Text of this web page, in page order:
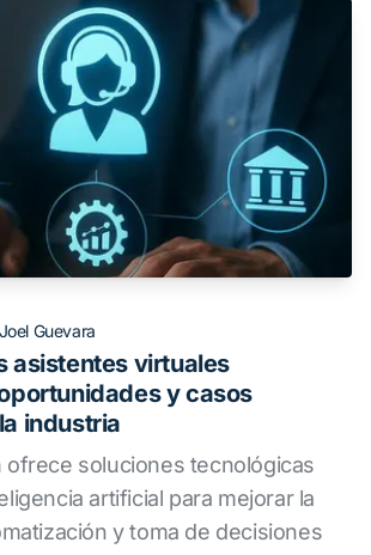
Joel Guevara
asistentes virtuales
y casos
industria
ofrece soluciones tecnológicas
artificial para mejorar la
y toma de decisiones